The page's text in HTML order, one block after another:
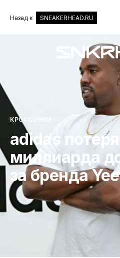
Назад к SNEAKERHEAD.RU
КРОССОВКИ
adidas
миллиарда
за бренда